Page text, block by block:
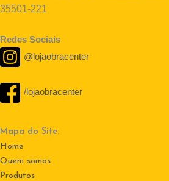
35501-221
Redes Sociais
@lojaobracenter
/lojaobracenter
Mapa do Site:
Home
Quem somos
Produtos